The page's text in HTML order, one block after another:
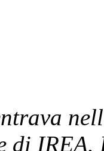
di IREA.